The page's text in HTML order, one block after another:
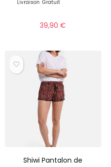
Livraison Gratuit
39,90€
Shiwi Pantalon de